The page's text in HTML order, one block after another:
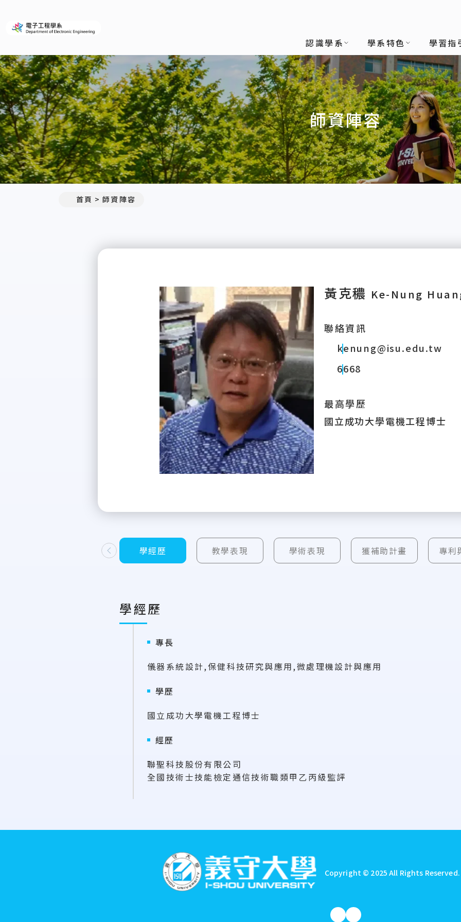
認識學系
學系特色 學習指
師資陣容
首頁 師資陣容
黃克穠 Ke-Nung
聯絡資訊
kenung@isu.edu.tw
6668
最高學歷
國立成功大學電機工程博士
上一則 學經歷 教學表現 學術表現 獲補助計畫 專利
學經歷
專長
儀器系統設計,保健科技研究與應用,微處理機設計與應用
學歷
國立成功大學電機工程博士
經歷
聯聖科技股份有限公司
全國技術士技能檢定通信技術職類甲乙丙級監評
Copyright © 2025 All Rights